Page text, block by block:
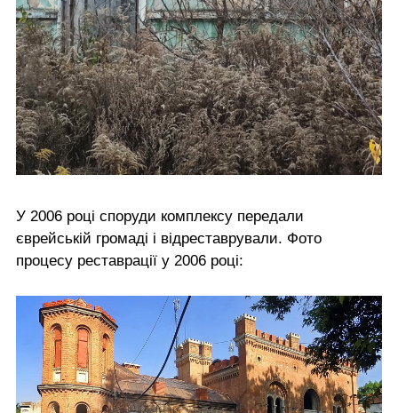
У 2006 році споруди комплексу передали
єврейській громаді і відреставрували. Фото
процесу реставрації у 2006 році: